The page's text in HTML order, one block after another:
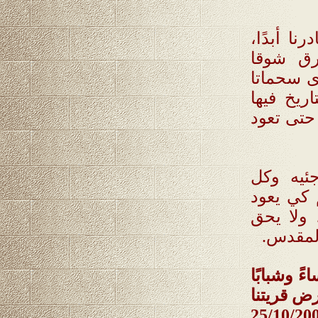
أبدًا،
شوقا
سحماتا
فيها
حتى تعود
وكل
كي يعود
ولا يحق
وشبابًا
قريتنا